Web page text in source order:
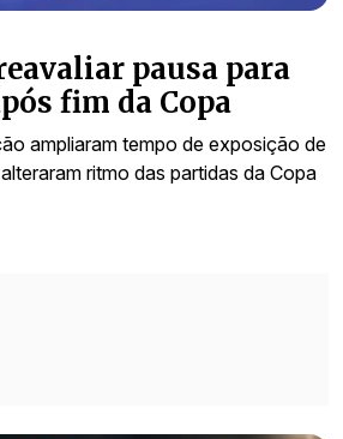
pausa para
fim da Copa
ampliaram tempo de exposição de
ritmo das partidas da Copa